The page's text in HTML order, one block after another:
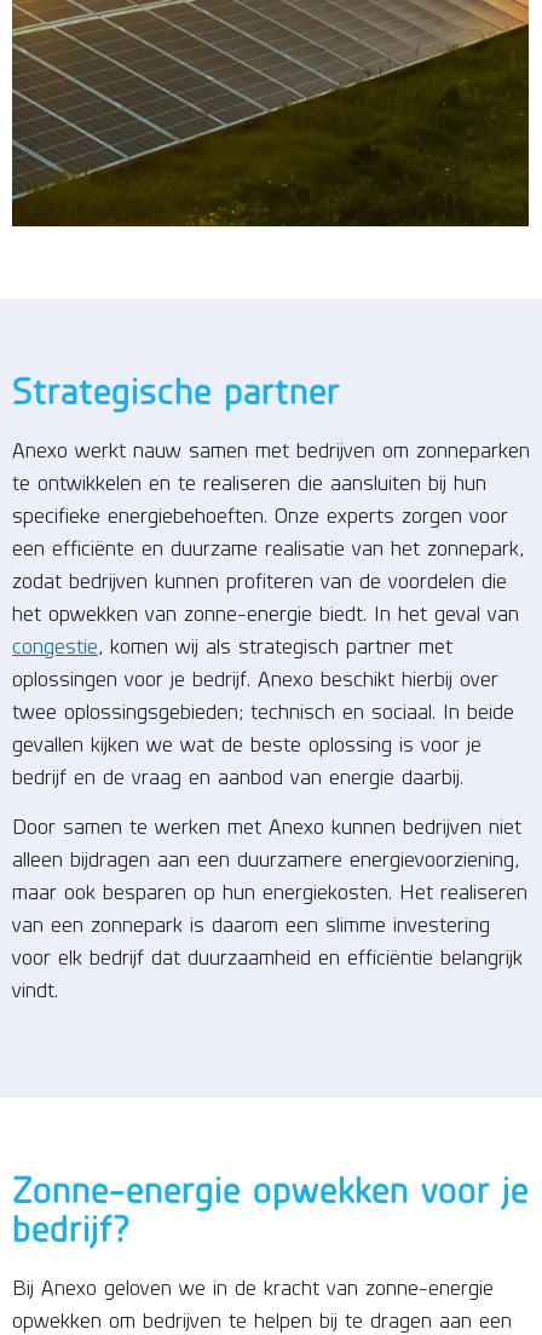
Strategische partner
Anexo werkt nauw samen met bedrijven om zonneparken
te ontwikkelen en te realiseren die aansluiten bij hun
specifieke energiebehoeften. Onze experts zorgen voor
een efficiënte en duurzame realisatie van het zonnepark,
zodat bedrijven kunnen profiteren van de voordelen die
het opwekken van zonne-energie biedt. In het geval van
congestie, komen wij als strategisch partner met
oplossingen voor je bedrijf. Anexo beschikt hierbij over
twee oplossingsgebieden; technisch en sociaal. In beide
gevallen kijken we wat de beste oplossing is voor je
bedrijf en de vraag en aanbod van energie daarbij.
Door samen te werken met Anexo kunnen bedrijven niet
alleen bijdragen aan een duurzamere energievoorziening,
maar ook besparen op hun energiekosten. Het realiseren
van een zonnepark is daarom een slimme investering
voor elk bedrijf dat duurzaamheid en efficiëntie belangrijk
vindt.
Zonne-energie opwekken voor je
bedrijf?
Bij Anexo geloven we in de kracht van zonne-energie
opwekken om bedrijven te helpen bij te dragen aan een